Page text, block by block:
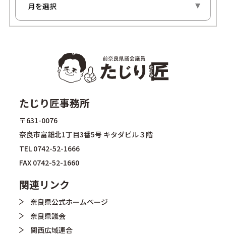
たじり匠事務所
〒631-0076
奈良市富雄北1丁目3番5号 キタダビル３階
TEL 0742-52-1666
FAX 0742-52-1660
関連リンク
奈良県公式ホームページ
奈良県議会
関西広域連合